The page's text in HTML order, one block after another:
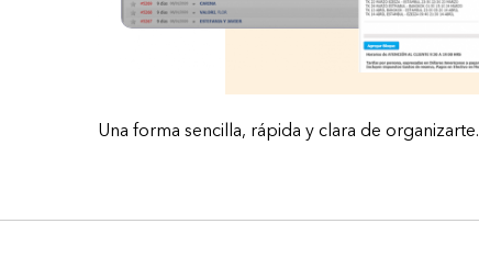
Una forma sencilla, rápida y clara de organizarte.